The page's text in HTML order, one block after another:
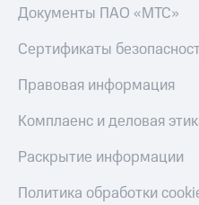
Документы ПАО «МТС»
Сертификаты
Правовая информация
Комплаенс и деловая
Раскрытие информации
Политика обработки